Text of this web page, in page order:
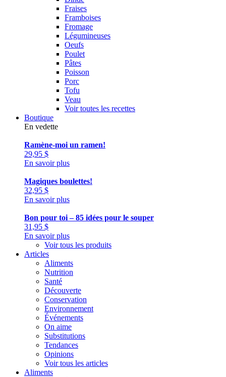
Fraises
Framboises
Fromage
Légumineuses
Oeufs
Poulet
Pâtes
Poisson
Porc
Tofu
Veau
Voir toutes les recettes
Boutique
En vedette
Ramène-moi un ramen!
29,95 $
En savoir plus
Magiques boulettes!
32,95 $
En savoir plus
Bon pour toi – 85 idées pour le souper
31,95 $
En savoir plus
Voir tous les produits
Articles
Aliments
Nutrition
Santé
Découverte
Conservation
Environnement
Événements
On aime
Substitutions
Tendances
Opinions
Voir tous les articles
Aliments